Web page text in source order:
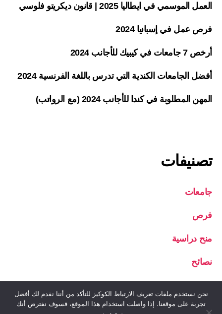
العمل الموسمي في ايطاليا 2025 | قانون ديكريتو فلوسي
فرص عمل في إسبانيا 2024
أرخص 7 جامعات في كيبيك للأجانب 2024
أفضل الجامعات الكندية التي تدرس باللغة الفرنسية 2024
المهن المطلوبة في كندا للأجانب 2024 (مع الرواتب)
تصنيفات
جامعات
فرص
منح دراسية
نصائح
© 2026 منحة نيوز أعلى
نحن نستخدم ملفات تعريف الارتباط الكوكيز للتأكد من أننا نقدم لك أفضل
تجربة على موقعنا. إذا واصلت استخدام هذا الموقع، فسوف نفترض أنك